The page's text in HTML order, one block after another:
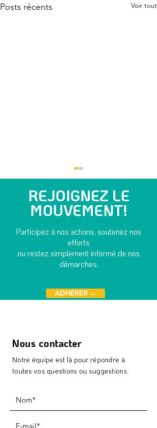
Posts récents Voir tout
"Le règlement des
terrasses a été signé,
vieille n'en peuvent
plus"
REJOIGNEZ LE
MOUVEMENT!
Participez à nos actions, soutenez nos
efforts
ou restez simplement informé de nos
démarches.
ADHÉRER →
Nous contacter
Notre équipe est là pour répondre à
toutes vos questions ou suggestions.